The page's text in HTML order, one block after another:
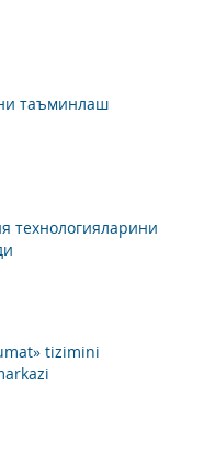
таъминлаш
технологияларини
tizimini